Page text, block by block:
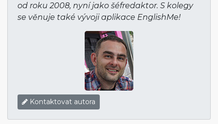
od roku 2008, nyní jako šéfredaktor. S kolegy
se věnuje také vývoji aplikace EnglishMe!
Kontaktovat autora